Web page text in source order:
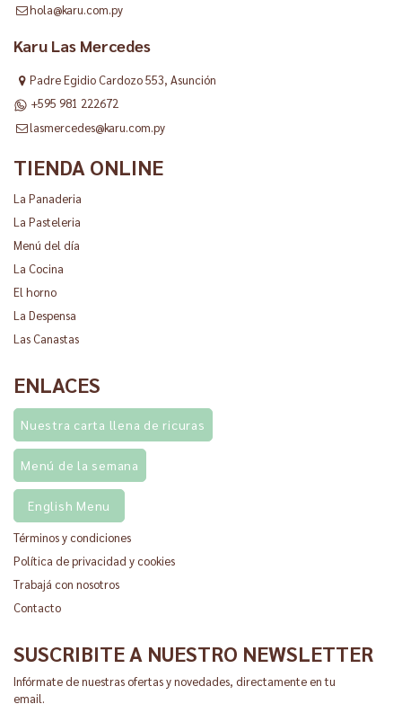
hola@karu.com.py
Karu Las Mercedes
Padre Egidio Cardozo 553, Asunción
+595 981 222672
lasmercedes@karu.com.py
TIENDA ONLINE
La Panaderia
La Pasteleria
Menú del día
La Cocina
El horno
La Despensa
Las Canastas
ENLACES
Nuestra carta llena de ricuras
Menú de la semana
English Menu
Términos y condiciones
Política de privacidad y cookies
Trabajá con nosotros
Contacto
SUSCRIBITE A NUESTRO NEWSLETTER
Infórmate de nuestras ofertas y novedades, directamente en tu
email.